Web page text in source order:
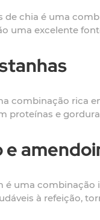
chia é uma
uma excelente
combinação rica
proteínas e
e
é uma
à refeição,